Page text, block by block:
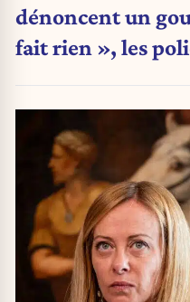
dénoncent un
fait rien », les